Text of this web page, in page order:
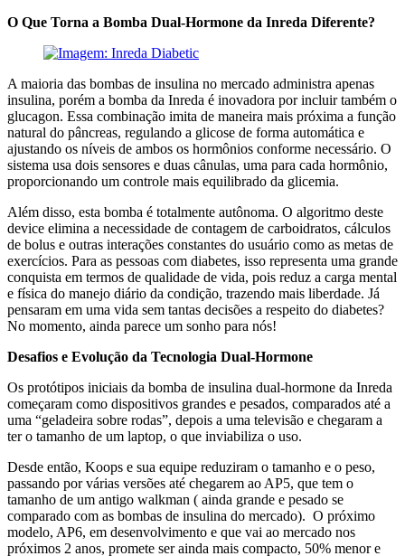
O Que Torna a Bomba Dual-Hormone da Inreda Diferente?
A maioria das bombas de insulina no mercado administra apenas
insulina, porém a bomba da Inreda é inovadora por incluir também o
glucagon. Essa combinação imita de maneira mais próxima a função
natural do pâncreas, regulando a glicose de forma automática e
ajustando os níveis de ambos os hormônios conforme necessário. O
sistema usa dois sensores e duas cânulas, uma para cada hormônio,
proporcionando um controle mais equilibrado da glicemia.
Além disso, esta bomba é totalmente autônoma. O algoritmo deste
device elimina a necessidade de contagem de carboidratos, cálculos
de bolus e outras interações constantes do usuário como as metas de
exercícios. Para as pessoas com diabetes, isso representa uma grande
conquista em termos de qualidade de vida, pois reduz a carga mental
e física do manejo diário da condição, trazendo mais liberdade. Já
pensaram em uma vida sem tantas decisões a respeito do diabetes?
No momento, ainda parece um sonho para nós!
Desafios e Evolução da Tecnologia Dual-Hormone
Os protótipos iniciais da bomba de insulina dual-hormone da Inreda
começaram como dispositivos grandes e pesados, comparados até a
uma “geladeira sobre rodas”, depois a uma televisão e chegaram a
ter o tamanho de um laptop, o que inviabiliza o uso.
Desde então, Koops e sua equipe reduziram o tamanho e o peso,
passando por várias versões até chegarem ao AP5, que tem o
tamanho de um antigo walkman ( ainda grande e pesado se
comparado com as bombas de insulina do mercado). O próximo
modelo, AP6, em desenvolvimento e que vai ao mercado nos
próximos 2 anos, promete ser ainda mais compacto, 50% menor e